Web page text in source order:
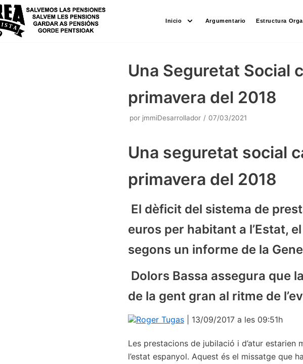
Saltar
al
contenido
Inicio Argumentario Estructura
Una Seguretat Social
primavera del 2018
por jmmiDesarrollador 07/03/2021
Una seguretat social
primavera del 2018
El dèficit del sistema de
euros per habitant a l’Estat,
segons un informe de la
Dolors Bassa assegura que
de la gent gran al ritme de
Roger Tugas | 13/09/2017 a les 09:51h
Les prestacions de jubilació i d’atur estarien
l’estat espanyol. Aquest és el missatge que